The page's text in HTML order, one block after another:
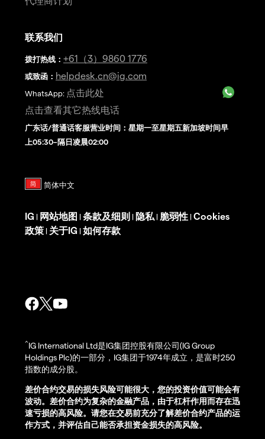
联系我们
拨打热线 ： +61（3）9860 1776
或致函： helpdesk.cn@ig.com
WhatsApp: 点击此处
点击查看其它热线电话
广东话/普通话客服营业时间：星期一至星期五新加坡时间早
上05:30–隔日凌晨02:00
IG | 网站地图 | 条款及细则 | 隐私 | 脆弱性 | Cookies
政策 | 关于IG | 如何存款
^IG International Ltd是IG集团控股有限公司(IG Group
Holdings Plc)的一部分，IG集团于1974年成立，是富时250
指数的成分股。
差价合约交易的损失风险可能很大，您的投资价值可能会有
波动。差价合约为复杂的金融产品，由于杠杆作用而存在迅
速亏损的高风险。请您在交易前充分了解差价合约产品的运
作方式，并评估自己能否承担资金损失的高风险。